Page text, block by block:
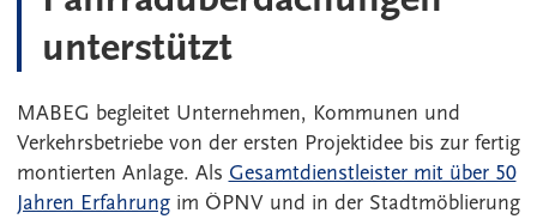
unterstützt
MABEG begleitet Unternehmen, Kommunen und
Verkehrsbetriebe von der ersten Projektidee bis zur fertig
montierten Anlage. Als Gesamtdienstleister mit über 50
Jahren Erfahrungim ÖPNV und in der Stadtmöblierung